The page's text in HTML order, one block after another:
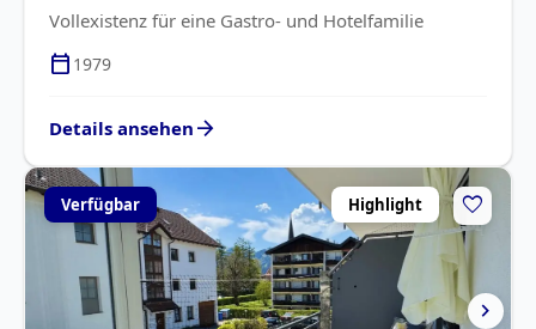
Vollexistenz für eine Gastro- und Hotelfamilie
calendar_today 1979
Details ansehen arrow_forward
chevron_right
Verfügbar favorite
Highlight